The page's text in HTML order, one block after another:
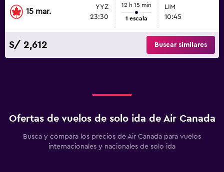
15 mar.
YYZ
23:30
12 h 15 min
1 escala
LIM
10:45
S/ 2,612 Buscar similares
Ofertas de vuelos de solo ida de Air Canada
Busca y compara los precios de Air Canada para vuelos
internacionales y nacionales de solo ida